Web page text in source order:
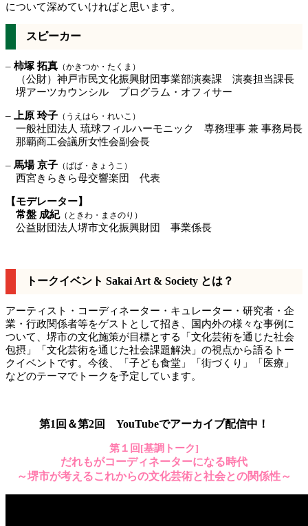
について深めていければと思います。
スピーカー
– 柿塚 拓真 （かきつか・たくま）
（公財）神戸市民文化振興財団事業部演奏課 演奏担当課長
堺アーツカウンシル プログラム・オフィサー
– 上原 玲子 （うえはら・れいこ）
一般社団法人 琉球フィルハーモニック 専務理事 兼 事務局長
那覇商工会議所女性会副会長
– 馬場 京子 （ばば・きょうこ）
西宮きらきら母交響楽団 代表
【モデレーター】
常盤 成紀（ときわ・まさのり）
公益財団法人堺市文化振興財団 事業係長
トークイベント Sakai Art & Society とは？
アーティスト・コーディネーター・キュレーター・研究者・企
業・行政関係者等をゲストとして招き、国内外の様々な事例に
ついて、堺市の文化施策が目標とする「文化芸術を通じた社会
包摂」「文化芸術を通じた社会課題解決」の視点から語るトー
クイベントです。今後、「子ども食堂」「街づくり」「医療」
などのテーマでトークを予定しています。
第1回＆第2回 YouTubeでアーカイブ配信中！
第１回[基調トーク]
だれもがコーディネーターになる時代
～堺市が考えるこれからの文化芸術と社会との関係性～